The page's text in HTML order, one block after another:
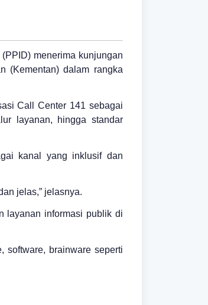
menerima kunjungan
(Kementan) dalam rangka
Call Center 141 sebagai
layanan, hingga standar
kanal yang inklusif dan
jelas,” jelasnya.
layanan informasi publik di
software, brainware seperti